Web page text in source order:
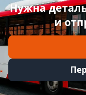
Нужна
и